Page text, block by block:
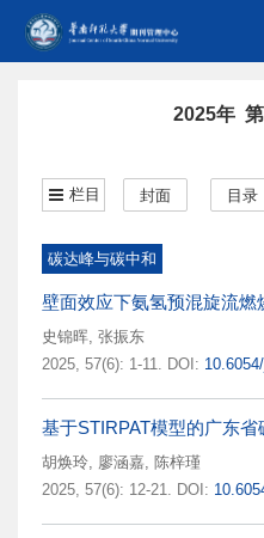
2025年
栏目 封面 目录
碳达峰与碳中和
壁面效应下氨氢预混旋流
史锦晖, 张振东
2025, 57(6): 1-11. DOI:
基于STIRPAT模型的广东省
胡焕玲, 廖涵嘉, 陈梓瑾
2025, 57(6): 12-21. DOI: